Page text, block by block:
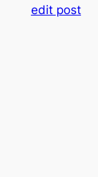
edit post